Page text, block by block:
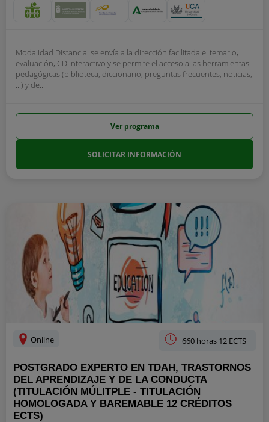
Modalidad Distancia: se envía a la dirección facilitada el temario,
evaluación, CD interactivo y se permite el acceso a las herramientas
pedagógicas (biblioteca, diccionario, preguntas frecuentes, noticias,
...) y de...
Ver programa
SOLICITAR INFORMACIÓN
Online 660 horas 12 ECTS
POSTGRADO EXPERTO EN TDAH, TRASTORNOS
DEL APRENDIZAJE Y DE LA CONDUCTA
(TITULACIÓN MÚLITPLE - TITULACIÓN
HOMOLOGADA Y BAREMABLE 12 CRÉDITOS
ECTS)